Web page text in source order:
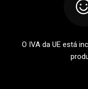
O IVA da UE está